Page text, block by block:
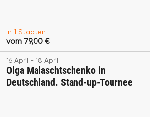
In 1 Städten
vom 79,00 €
16 April - 18 April
Olga Malaschtschenko in
Deutschland. Stand-up-Tournee